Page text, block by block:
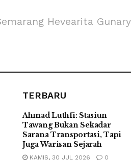
Hevearita
TERBARU
Ahmad Luthfi: Stasiun
Tawang Bukan Sekadar
Sarana Transportasi, Tapi
Juga Warisan Sejarah
KAMIS, 30 JUL 2026 0